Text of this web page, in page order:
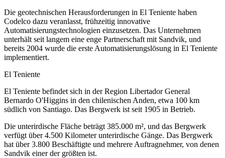
Die geotechnischen Herausforderungen in El Teniente haben
Codelco dazu veranlasst, frühzeitig innovative
Automatisierungstechnologien einzusetzen. Das Unternehmen
unterhält seit langem eine enge Partnerschaft mit Sandvik, und
bereits 2004 wurde die erste Automatisierungslösung in El Teniente
implementiert.
El Teniente
El Teniente befindet sich in der Region Libertador General
Bernardo O'Higgins in den chilenischen Anden, etwa 100 km
südlich von Santiago. Das Bergwerk ist seit 1905 in Betrieb.
Die unterirdische Fläche beträgt 385.000 m², und das Bergwerk
verfügt über 4.500 Kilometer unterirdische Gänge. Das Bergwerk
hat über 3.800 Beschäftigte und mehrere Auftragnehmer, von denen
Sandvik einer der größten ist.